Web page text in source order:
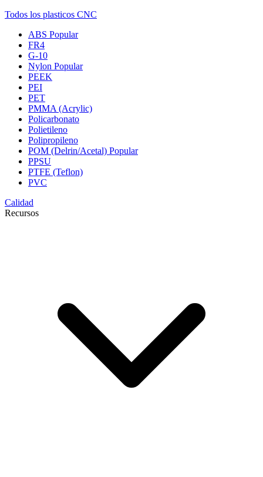
Todos los plasticos CNC
ABS Popular
FR4
G-10
Nylon Popular
PEEK
PEI
PET
PMMA (Acrylic)
Policarbonato
Polietileno
Polipropileno
POM (Delrin/Acetal) Popular
PPSU
PTFE (Teflon)
PVC
Calidad
Recursos